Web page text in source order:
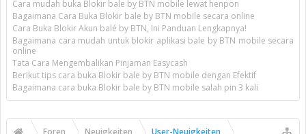
Cara mudah buka Blokir bale by BTN mobile lewat henpon
Bagaimana Cara Buka Blokir bale by BTN mobile secara online
Cara Buka Blokir Akun balé by BTN, Ini Panduan Lengkapnya!
Bagaimana cara mudah untuk blokir aplikasi bale by BTN mobile secara
online
Tata Cara Mengembalikan Pinjaman Easycash
Berikut tips cara buka Blokir bale by BTN mobile dengan Efektif
Bagaimana cara buka Blokir bale by BTN mobile salah pin 3 kali
Foren Neuigkeiten User-Neuigkeiten